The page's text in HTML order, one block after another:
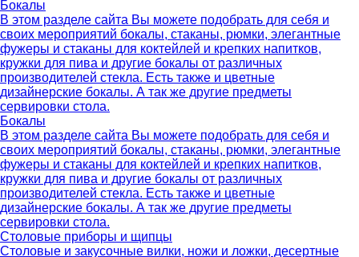
Бокалы
В этом разделе сайта Вы можете подобрать для себя и
своих мероприятий бокалы, стаканы, рюмки, элегантные
фужеры и стаканы для коктейлей и крепких напитков,
кружки для пива и другие бокалы от различных
производителей стекла. Есть также и цветные
дизайнерские бокалы. А так же другие предметы
сервировки стола.
Бокалы
В этом разделе сайта Вы можете подобрать для себя и
своих мероприятий бокалы, стаканы, рюмки, элегантные
фужеры и стаканы для коктейлей и крепких напитков,
кружки для пива и другие бокалы от различных
производителей стекла. Есть также и цветные
дизайнерские бокалы. А так же другие предметы
сервировки стола.
Столовые приборы и щипцы
Столовые и закусочные вилки, ножи и ложки, десертные